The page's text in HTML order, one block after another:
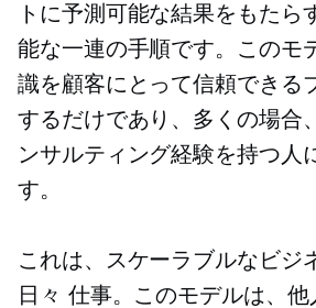
トに予測可能な結果を​​もたら
能な一連の手順です。このモ
識を顧客にとって信頼できる
するだけであり、多くの場合
ンサルティング経験を持つ人
す。
これは、スケーラブルなビジ
日々 仕事。このモデルは、他